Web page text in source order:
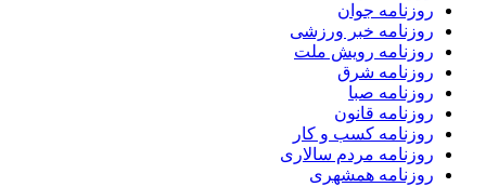
روزنامه جوان
روزنامه خبر ورزشى
روزنامه رویش ملت
روزنامه شرق
روزنامه صبا
روزنامه قانون
روزنامه كسب و كار
روزنامه مردم سالاری
روزنامه همشهری